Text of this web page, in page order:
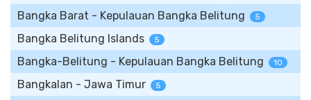
Bangka Barat - Kepulauan Bangka Belitung 5
Bangka Belitung Islands 5
Bangka-Belitung - Kepulauan Bangka Belitung 10
Bangkalan - Jawa Timur 5